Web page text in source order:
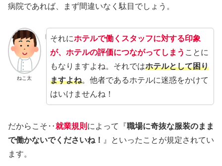
病院であれば、まず間違いなく駄目でしょう。
ねこ太
それにホテルで働くスタッフに対する印象
が、ホテルの評価につながってしまう ことに
もなりますよね。それではホテルとして困り
ますよね。他者であるホテルに迷惑をかけて
はいけませんね！
だからこそ‥就業規則 によって『職場に奇抜な服装のまま
で働かないでくださいね！ 』といったことが規定されてい
ます。